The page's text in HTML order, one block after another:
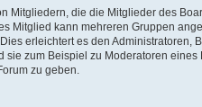
Mitgliedern, die die Mitglieder des
Mitglied kann mehreren Gruppen
erleichtert es den Administratoren,
sie zum Beispiel zu Moderatoren
zu geben.